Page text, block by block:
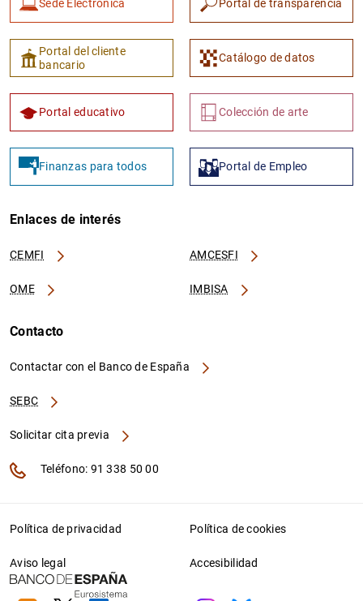
Sede Electrónica Portal de transparencia
Portal del cliente
bancario
Catálogo de datos
Portal educativo Colección de arte
Finanzas para todos Portal de Empleo
Enlaces de interés
CEMFI AMCESFI
OME IMBISA
Contacto
Contactar con el Banco de España
SEBC
Solicitar cita previa
Teléfono: 91 338 50 00
Política de privacidad Política de cookies
Aviso legal Accesibilidad